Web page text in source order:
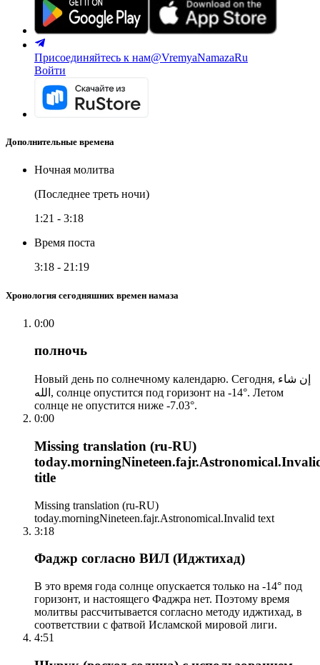
Присоединяйтесь к нам@VremyaNamazaRu
Войти
Дополнительные времена
Ночная молитва
(Последнее треть ночи)
1:21 - 3:18
Время поста
3:18 - 21:19
Хронология сегодняшних времен намаза
0:00
полночь
Новый день по солнечному календарю. Сегодня, إن شاء
الله, солнце опустится под горизонт на -14°. Летом
солнце не опустится ниже -7.03°.
0:00
Missing translation (ru-RU)
title
Missing translation (ru-RU)
today.morningNineteen.fajr.Astronomical.Invalid text
3:18
Фаджр согласно ВИЛ (Иджтихад)
В это время года солнце опускается только на -14° под
горизонт, и настоящего Фаджра нет. Поэтому время
молитвы рассчитывается согласно методу иджтихад, в
соответствии с фатвой Исламской мировой лиги.
4:51